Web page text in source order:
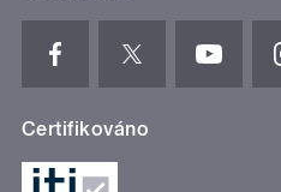
Certifikováno